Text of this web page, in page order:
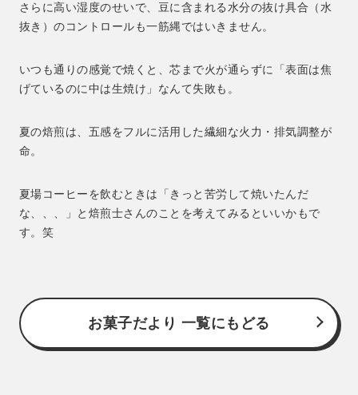
さらに高い湿度のせいで、豆に含まれる水分の抜け具合（水
抜き）のコントロールも一筋縄ではいきません。
いつも通りの感覚で焼くと、芯まで火が通らずに「表面は焦
げているのに中は生焼け」なんて失敗も。
夏の焙煎は、五感をフルに活用した繊細な火力・排気調整が
命。
夏場コーヒーを飲むときは「きっと苦労して焼いたんだ
な、、、」と焙煎士さんのことを考えてみるといいかもで
す。笑
お菓子だより 一覧にもどる